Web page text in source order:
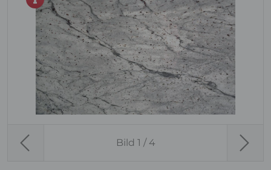
Previous Bild 1 / 4 Next